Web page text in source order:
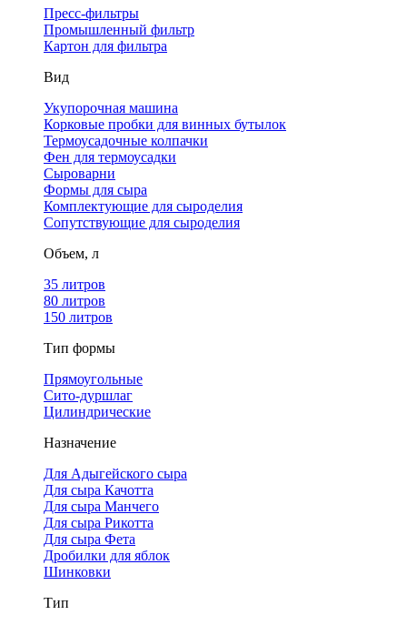
Пресс-фильтры
Промышленный фильтр
Картон для фильтра
Вид
Укупорочная машина
Корковые пробки для винных бутылок
Термоусадочные колпачки
Фен для термоусадки
Сыроварни
Формы для сыра
Комплектующие для сыроделия
Сопутствующие для сыроделия
Объем, л
35 литров
80 литров
150 литров
Тип формы
Прямоугольные
Сито-дуршлаг
Цилиндрические
Назначение
Для Адыгейского сыра
Для сыра Качотта
Для сыра Манчего
Для сыра Рикотта
Для сыра Фета
Дробилки для яблок
Шинковки
Тип